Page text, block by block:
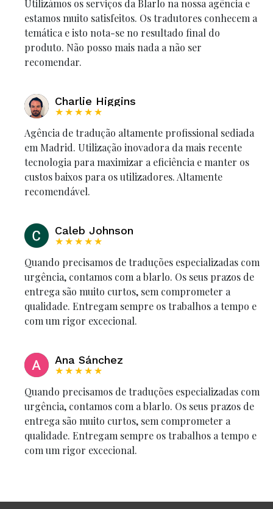
Utilizámos os serviços da Blarlo na nossa agência e
estamos muito satisfeitos. Os tradutores conhecem a
temática e isto nota-se no resultado final do
produto. Não posso mais nada a não ser
recomendar.
Charlie Higgins
★★★★★
Agência de tradução altamente profissional sediada
em Madrid. Utilização inovadora da mais recente
tecnologia para maximizar a eficiência e manter os
custos baixos para os utilizadores. Altamente
recomendável.
Caleb Johnson
★★★★★
Quando precisamos de traduções especializadas com
urgência, contamos com a blarlo. Os seus prazos de
entrega são muito curtos, sem comprometer a
qualidade. Entregam sempre os trabalhos a tempo e
com um rigor excecional.
Ana Sánchez
★★★★★
Quando precisamos de traduções especializadas com
urgência, contamos com a blarlo. Os seus prazos de
entrega são muito curtos, sem comprometer a
qualidade. Entregam sempre os trabalhos a tempo e
com um rigor excecional.